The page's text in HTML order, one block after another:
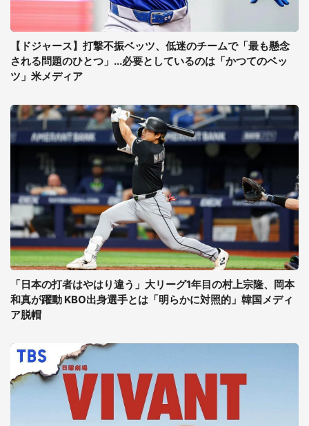
【ドジャース】打撃不振ベッツ、低迷のチームで「最も懸念
される問題のひとつ」...必要としているのは「かつてのベッ
ツ」米メディア
「日本の打者はやはり違う」大リーグ1年目の村上宗隆、岡本
和真が躍動 KBO出身選手とは「明らかに対照的」韓国メディ
ア脱帽